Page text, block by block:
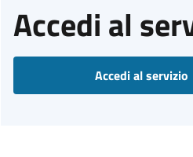
Accedi al
Accedi al servizio